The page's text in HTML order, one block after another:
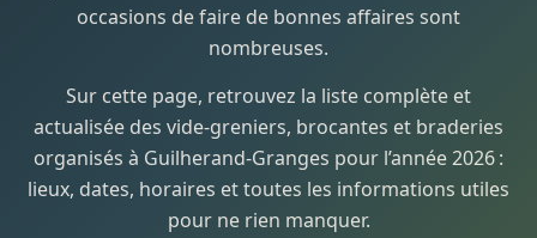
occasions de faire de bonnes affaires sont
nombreuses.
Sur cette page, retrouvez la liste complète et
actualisée des vide-greniers, brocantes et braderies
organisés à Guilherand-Granges pour l’année 2026 :
lieux, dates, horaires et toutes les informations utiles
pour ne rien manquer.